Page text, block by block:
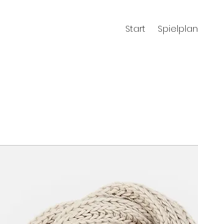
Start Spielplan